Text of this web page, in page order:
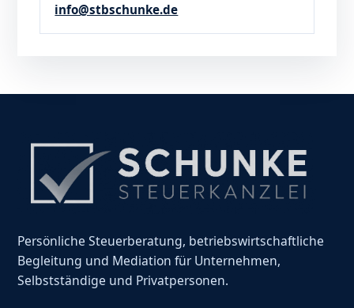
info@stbschunke.de
Persönliche Steuerberatung, betriebswirtschaftliche
Begleitung und Mediation für Unternehmen,
Selbstständige und Privatpersonen.